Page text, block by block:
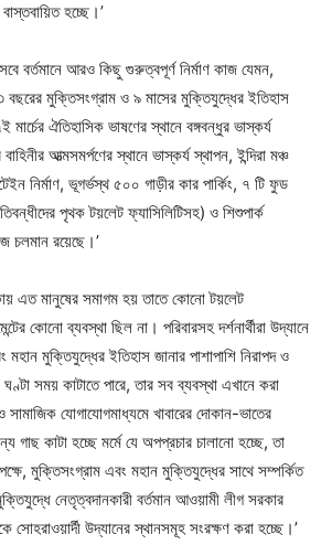
বাস্তবায়িত হচ্ছে।’
বর্তমানে আরও কিছু গুরুত্বপূর্ণ নির্মাণ কাজ যেমন,
বছরের মুক্তিসংগ্রাম ও ৯ মাসের মুক্তিযুদ্ধের ইতিহাস
ঐতিহাসিক ভাষণের স্থানে বঙ্গবন্ধুর ভাস্কর্য
আত্মসমর্পণের স্থানে ভাস্কর্য স্থাপন, ইন্দিরা মঞ্চ
নির্মাণ, ভূগর্ভস্থ ৫০০ গাড়ীর কার পার্কিং, ৭ টি ফুড
পৃথক টয়লেট ফ্যাসিলিটিসহ) ও শিশুপার্ক
চলমান রয়েছে।’
এত মানুষের সমাগম হয় তাতে কোনো টয়লেট
কোনো ব্যবস্থা ছিল না। পরিবারসহ দর্শনার্থীরা উদ্যানে
মুক্তিযুদ্ধের ইতিহাস জানার পাশাপাশি নিরাপদ ও
সময় কাটাতে পারে, তার সব ব্যবস্থা এখানে করা
যােগাযােগমাধ্যমে খাবারের দোকান-ভাতের
গাছ কাটা হচ্ছে মর্মে যে অপপ্রচার চালানাে হচ্ছে, তা
মুক্তিসংগ্রাম এবং মহান মুক্তিযুদ্ধের সাথে সম্পর্কিত
নেতৃত্বদানকারী বর্তমান আওয়ামী লীগ সরকার
সােহরাওয়ার্দী উদ্যানের স্থানসমূহ সংরক্ষণ করা হচ্ছে।’